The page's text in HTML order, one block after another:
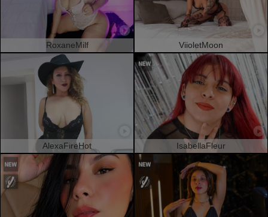
RoxaneMilf ViioletMoon
AlexaFireHot IsabellaFleur